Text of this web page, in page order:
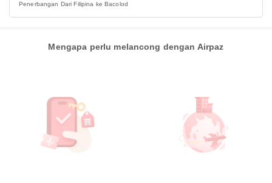
Penerbangan Dari Filipina ke Bacolod
Mengapa perlu melancong dengan Airpaz